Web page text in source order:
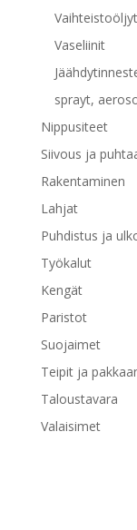
Vaihteistoöljyt
Vaseliinit
sprayt,
Nippusiteet
Siivous ja
Rakentaminen
Lahjat
Puhdistus ja
Työkalut
Kengät
Paristot
Suojaimet
Teipit ja
Taloustavara
Valaisimet